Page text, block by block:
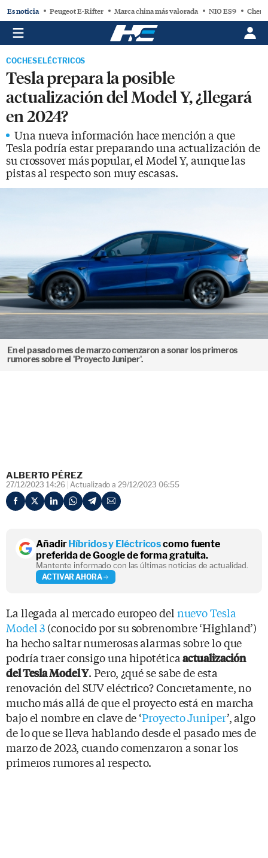
Es noticia Peugeot E-Rifter Marca china más valorada NIO ES9 Chery
COCHES ELÉCTRICOS
Tesla prepara la posible
actualización del Model Y, ¿llegará
en 2024?
Una nueva información hace mención a que
Tesla podría estar preparando una actualización de
su crossover más popular, el Model Y, aunque las
pistas al respecto son muy escasas.
En el pasado mes de marzo comenzaron a sonar los primeros
rumores sobre el 'Proyecto Juniper'.
ALBERTO PÉREZ
27/12/2023 14:26 Actualizado a 29/12/2023 06:55
AñadirHíbridos y Eléctricoscomo fuente
preferida de Google de forma gratuita.
Mantente informado con las últimas noticias de actualidad.
ACTIVAR AHORA
La llegada al mercado europeo del nuevo Tesla
Model 3(conocido por su sobrenombre ‘Highland’)
ha hecho saltar numerosas alarmas sobre lo que
podría traer consigo una hipotéticaactualización
del Tesla Model Y. Pero, ¿qué se sabe de esta
renovación del SUV eléctrico? Concretamente, no
mucho más allá de que el proyecto está en marcha
bajo el nombre en clave de ‘Proyecto Juniper’, algo
de lo que se lleva hablando desde el pasado mes de
marzo de 2023, cuando comenzaron a sonar los
primeros rumores al respecto.